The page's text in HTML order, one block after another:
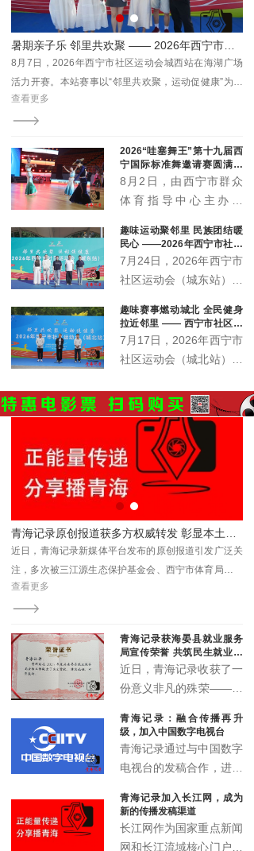
宴。
8月9日，中国坎布拉2026首届“清清黄河”全民欢乐彩色
跑在青海省黄南藏族自治州尖扎县激情开跑。800名参
赛选手沿黄河丹霞栈道有序出发，在世界级地质公园的
壮阔山水间，开启一场集体育运动、生态研学、文化体
查看更多
2026“哇塞舞王”第十九届西
宁国际标准舞邀请赛圆满落
幕
8月2日，由西宁市群众
体育指导中心主办的
西宁国际标准舞邀请赛在
西宁体育馆顺利收官。
趣味运动聚邻里 民族团结暖
民心 ——2026年西宁市社区
运动会城东站激情开赛
7月24日，2026年西宁市
社区运动会（城东站）在
开赛。来自辖区各社区、
企事业单位的近400名各
族群众齐聚一堂，在家门
约。本站赛事由西宁市体
育局主办，市群众体育指
导中心、城东区总工会、
城东区文体旅游科技局、
火车站街道办事处、青海
护您坊企业管理有限公司
联合承办。
趣味赛事燃动城北 全民健身
拉近邻里 —— 西宁市社区运
动会城北站火热开赛
7月17日，2026年西宁市
社区运动会（城北站）在
开赛，350余名辖区各族
居民齐聚赛场，共赴家门
口的趣味运动之约。
查看更多
青海记录获海晏县就业服务
局宣传荣誉 共筑民生就业宣
传新篇
近日，青海记录收获了一
份意义非凡的殊荣——来
传鼓励荣誉证书。这一荣
誉不仅是对青海记录过往
宣传工作的高度认可，更
宣传事业发展的有力见
证。
青海记录：融合传播再升
级，加入中国数字电视台
青海记录通过与中国数字
电视台的发稿合作，进一
阵，实现了青海故事的多
渠道、多层次、多形态传
播，为高原地区文化传播
青海记录加入长江网，成为
新的传播发稿渠道
长江网作为国家重点新闻
网和长江流域核心门户，